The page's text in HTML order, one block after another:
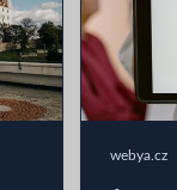
webya.cz